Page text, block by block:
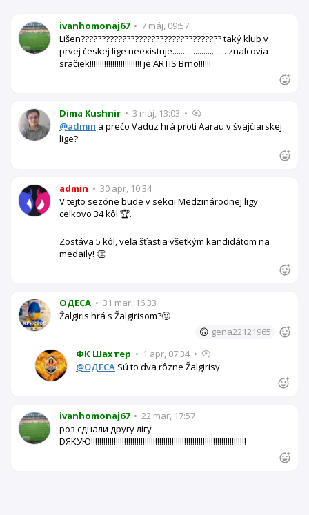
ivanhomonaj67 • 7 máj, 09:57
Lišen?????????????????????????????????? taký klub v
prvej českej lige neexistuje.......................... znalcovia
sračiek!!!!!!!!!!!!!!!!!!!!!!!!! je ARTIS Brno!!!!!!
Dima Kushnir • 3 máj, 13:03 •
@admin a prečo Vaduz hrá proti Aarau v švajčiarskej
lige?
admin • 30 apr, 10:34
V tejto sezóne bude v sekcii Medzinárodnej ligy
celkovo 34 kôl 🏆.
Zostáva 5 kôl, veľa šťastia všetkým kandidátom na
medaily! 👏
OДЕСА • 31 mar, 16:33
Žalgiris hrá s Žalgirisom?🙂
🙃 gena22121965
ФК Шахтер • 1 apr, 07:34 •
@OДЕСА Sú to dva rôzne Žalgirisy
ivanhomonaj67 • 22 mar, 17:57
роз єднали другу лігу
DЯKУЮ!!!!!!!!!!!!!!!!!!!!!!!!!!!!!!!!!!!!!!!!!!!!!!!!!!!!!!!!!!!!!!!!!!!!!!!!!!!